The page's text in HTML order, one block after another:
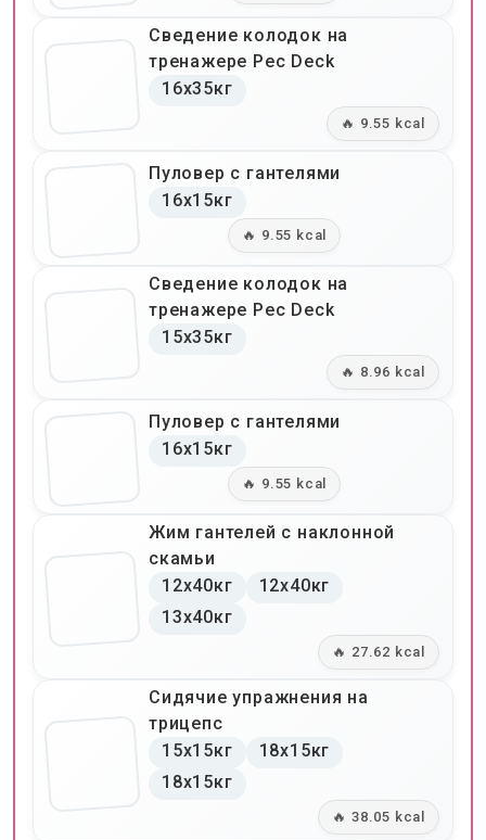
Сведение колодок на
тренажере Pec Deck
16x35кг
🔥 9.55 kcal
Пуловер с гантелями
16x15кг
🔥 9.55 kcal
Сведение колодок на
тренажере Pec Deck
15x35кг
🔥 8.96 kcal
Пуловер с гантелями
16x15кг
🔥 9.55 kcal
Жим гантелей с наклонной
скамьи
12x40кг
12x40кг
13x40кг
🔥 27.62 kcal
Сидячие упражнения на
трицепс
15x15кг
18x15кг
18x15кг
🔥 38.05 kcal